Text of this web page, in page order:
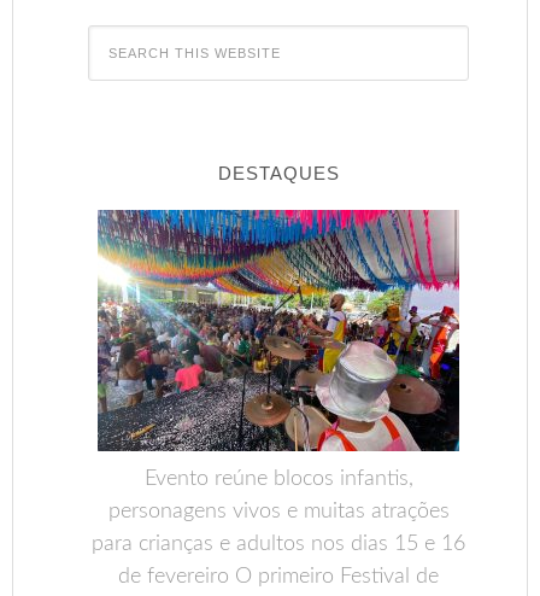
DESTAQUES
Evento reúne blocos infantis,
personagens vivos e muitas atrações
para crianças e adultos nos dias 15 e 16
de fevereiro O primeiro Festival de